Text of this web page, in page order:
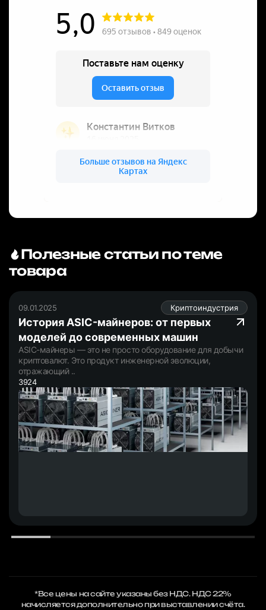
Полезные статьи по теме
товара
09.01.2025 Криптоиндустрия
История ASIC-майнеров: от первых
моделей до современных машин
ASIC-майнеры — это не просто оборудование для добычи
криптовалют. Это продукт инженерной эволюции,
отражающий ..
3924
*Все цены на сайте указаны без НДС. НДС 22%
начисляется дополнительно при выставлении счёта.